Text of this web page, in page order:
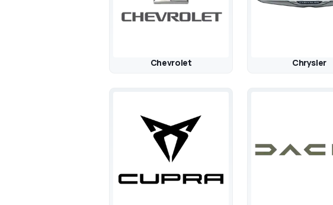
Chevrolet Chrysler